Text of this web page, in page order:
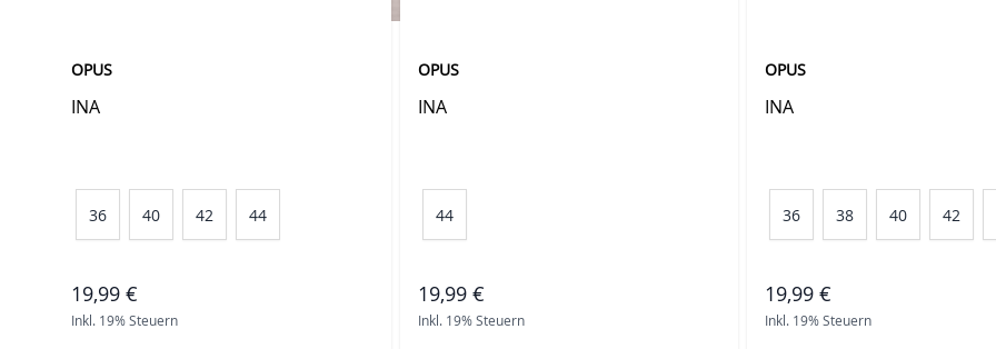
OPUS
INA
36 40 42 44
19,99 €
Inkl. 19% Steuern
OPUS
INA
44
19,99 €
Inkl. 19% Steuern
OPUS
INA
36 38 40 42
19,99 €
Inkl. 19% Steuern